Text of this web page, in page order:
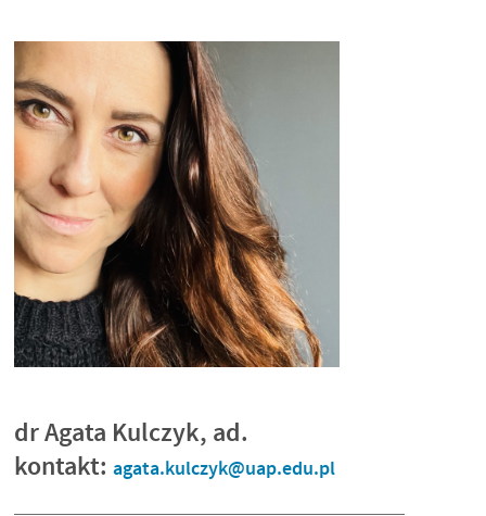
dr Agata Kulczyk, ad.
kontakt: agata.kulczyk@uap.edu.pl